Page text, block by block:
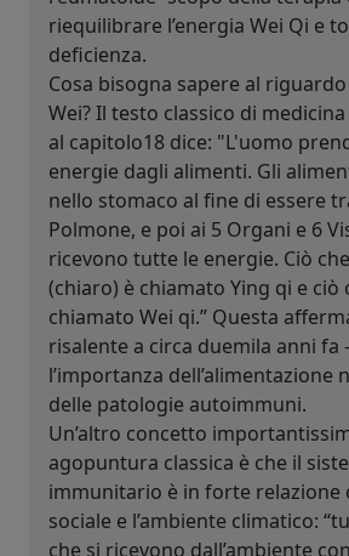
riequilibrare l’energia Wei Qi e
deficienza.
Cosa bisogna sapere al riguardo
Wei? Il testo classico di
al capitolo18 dice: "L'uomo
energie dagli alimenti. Gli
nello stomaco al fine di essere
Polmone, e poi ai 5 Organi e 6
ricevono tutte le energie. Ciò
(chiaro) è chiamato Ying qi e ciò
chiamato Wei qi.” Questa
risalente a circa duemila anni fa
l’importanza dell’alimentazione
delle patologie autoimmuni.
Un’altro concetto
agopuntura classica è che il
immunitario è in forte relazione
sociale e l’ambiente climatico:
che si ricevono dall’ambiente